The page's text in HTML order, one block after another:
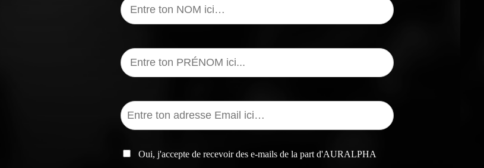
Oui, j'accepte de recevoir des e-mails de la part d'AURALPHA